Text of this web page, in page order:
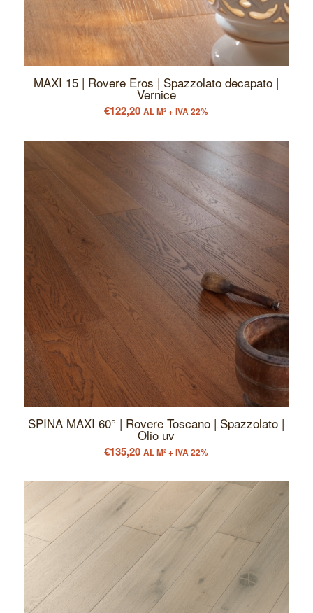
MAXI 15 | Rovere Eros | Spazzolato decapato |
Vernice
€122,20 AL M² + IVA 22%
SPINA MAXI 60° | Rovere Toscano | Spazzolato |
Olio uv
€135,20 AL M² + IVA 22%